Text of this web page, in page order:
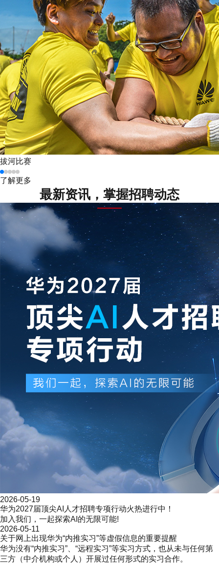
拔河比赛
了解更多
最新资讯，掌握招聘动态
2026-05-19
华为2027届顶尖AI人才招聘专项行动火热进行中！
加入我们，一起探索AI的无限可能!
2026-05-11
关于网上出现华为“内推实习”等虚假信息的重要提醒
华为没有“内推实习”、“远程实习”等实习方式，也从未与任何第
三方（中介机构或个人）开展过任何形式的实习合作。